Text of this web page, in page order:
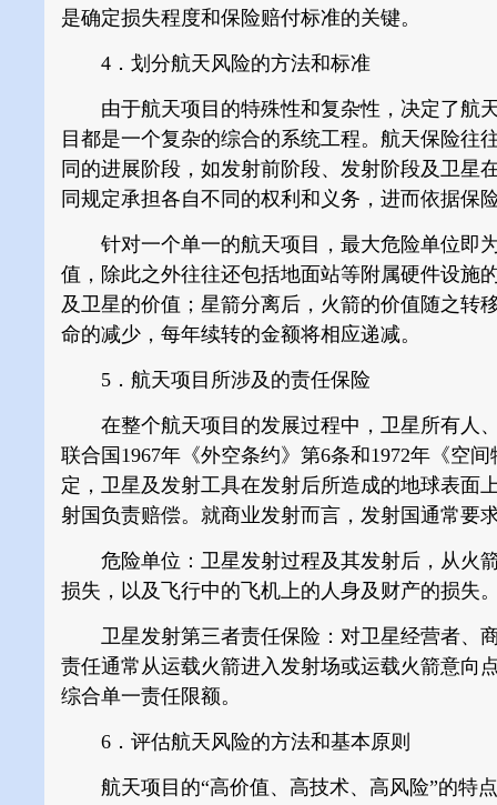
是确定损失程度和保险赔付标准的关键。
4．划分航天风险的方法和标准
由于航天项目的特殊性和复杂性，决定了航天
目都是一个复杂的综合的系统工程。航天保险往
同的进展阶段，如发射前阶段、发射阶段及卫星
同规定承担各自不同的权利和义务，进而依据保
针对一个单一的航天项目，最大危险单位即
值，除此之外往往还包括地面站等附属硬件设施
及卫星的价值；星箭分离后，火箭的价值随之转
命的减少，每年续转的金额将相应递减。
5．航天项目所涉及的责任保险
在整个航天项目的发展过程中，卫星所有人
联合国1967年《外空条约》第6条和1972年《空
定，卫星及发射工具在发射后所造成的地球表面
射国负责赔偿。就商业发射而言，发射国通常要
危险单位：卫星发射过程及其发射后，从火
损失，以及飞行中的飞机上的人身及财产的损失
卫星发射第三者责任保险：对卫星经营者、
责任通常从运载火箭进入发射场或运载火箭意向
综合单一责任限额。
6．评估航天风险的方法和基本原则
航天项目的“高价值、高技术、高风险”的特